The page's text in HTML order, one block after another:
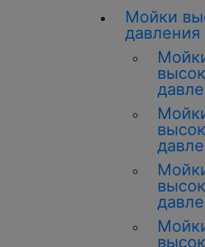
Мойки
давления